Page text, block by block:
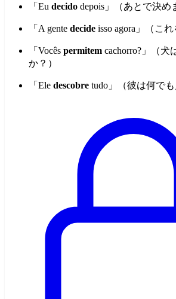
「Eu decido depois」（あとで決め
「A gente decide isso agora」（こ
「Vocês permitem cachorro?」（犬
か？）
「Ele descobre tudo」（彼は何でも